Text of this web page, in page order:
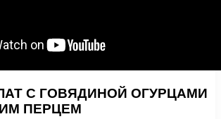
С ГОВЯДИНОЙ ОГУРЦАМИ
ПЕРЦЕМ